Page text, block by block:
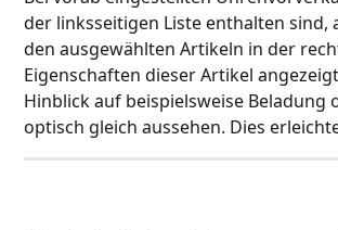
der linksseitigen Liste enthalten sind,
den ausgewählten Artikeln in der
Eigenschaften dieser Artikel
Hinblick auf beispielsweise
optisch gleich aussehen. Dies